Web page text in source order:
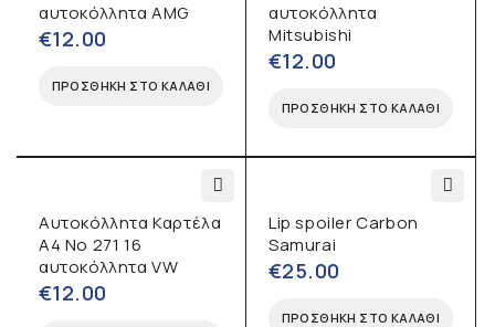
αυτοκόλλητα AMG
€12.00
ΠΡΟΣΘΉΚΗ ΣΤΟ ΚΑΛΆΘΙ
αυτοκόλλητα
Mitsubishi
€12.00
ΠΡΟΣΘΉΚΗ ΣΤΟ ΚΑΛΆΘΙ
Αυτοκόλλητα Καρτέλα
Α4 No 271 16
αυτοκόλλητα VW
€12.00
Lip spoiler Carbon
Samurai
€25.00
ΠΡΟΣΘΉΚΗ ΣΤΟ ΚΑΛΆΘΙ